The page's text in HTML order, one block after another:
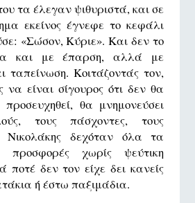
τα έλεγαν ψιθυριστά, και σε
εκείνος έγνεφε το κεφάλι
«Σώσον, Κύριε». Και δεν το
και με έπαρση, αλλά με
ταπείνωση. Κοιτάζοντάς τον,
να είναι σίγουρος ότι δεν θα
θα μνημονεύσει
τους πάσχοντες, τους
δεχόταν όλα τα
χωρίς ψεύτικη
ποτέ δεν τον είχε δει κανείς
ή έστω παξιμάδια.